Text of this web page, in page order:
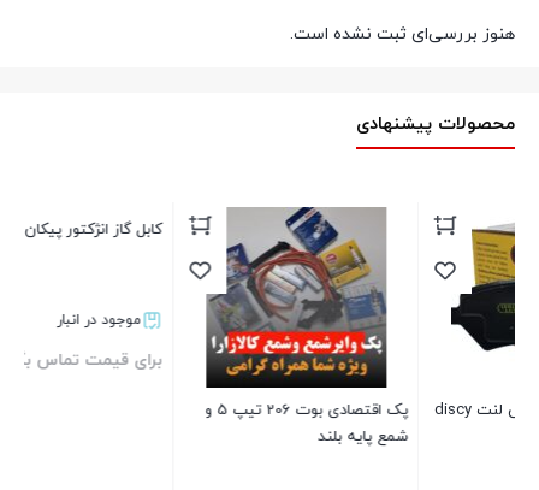
هنوز بررسی‌ای ثبت نشده است.
محصولات پیشنهادی
پک اقتصادی بوت 206 تیپ 5 و
کابل گاز انژکتور پیکان EKC سبزوار
موجود در انبار
برای قیمت تماس بگیرید